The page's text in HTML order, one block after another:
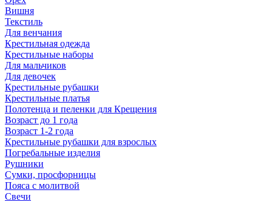
Вишня
Текстиль
Для венчания
Крестильная одежда
Крестильные наборы
Для мальчиков
Для девочек
Крестильные рубашки
Крестильные платья
Полотенца и пеленки для Крещения
Возраст до 1 года
Возраст 1-2 года
Крестильные рубашки для взрослых
Погребальные изделия
Рушники
Сумки, просфорницы
Пояса с молитвой
Свечи